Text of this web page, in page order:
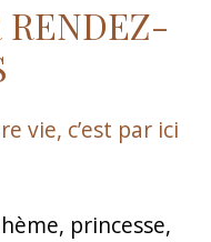
RENDEZ-
vie, c’est par ici
princesse,